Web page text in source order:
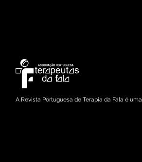
A Revista Portuguesa de Terapia da Fala é